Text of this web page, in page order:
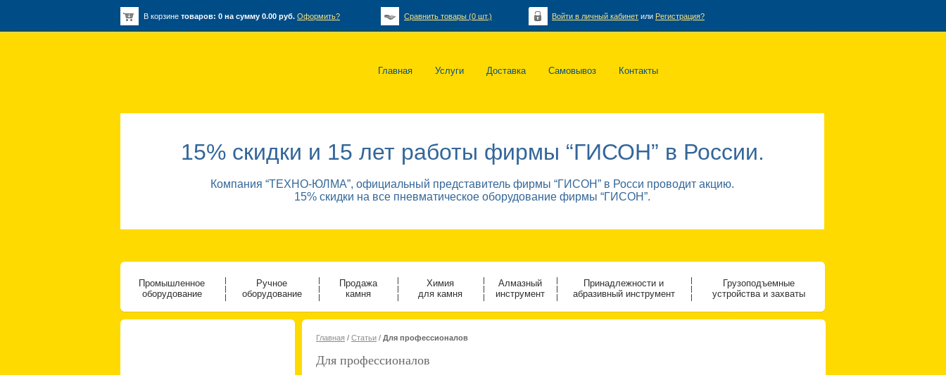
В корзине товаров: 0 на сумму 0.00 руб. Оформить? Сравнить товары (0 шт.) Войти в личный кабинет или Регистрация?
Главная Услуги Доставка Самовывоз Контакты
15% скидки и 15 лет работы фирмы “ГИСОН” в России.
Компания “ТЕХНО-ЮЛМА”, официальный представитель фирмы “ГИСОН” в Росси проводит акцию.
15% скидки на все пневматическое оборудование фирмы “ГИСОН”.
Промышленное
оборудование
|
|
|
Ручное
оборудование
|
|
|
Продажа
камня
|
|
|
Химия
для камня
|
|
|
Алмазный
инструмент
|
|
|
Принадлежности и
абразивный инструмент
|
|
|
Грузоподъемные
устройства и захваты
Главная / Статьи / Для профессионалов
Для профессионалов